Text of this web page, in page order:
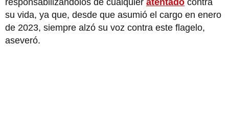
su vida, ya que, desde que asumió el cargo en enero
de 2023, siempre alzó su voz contra este flagelo,
aseveró.